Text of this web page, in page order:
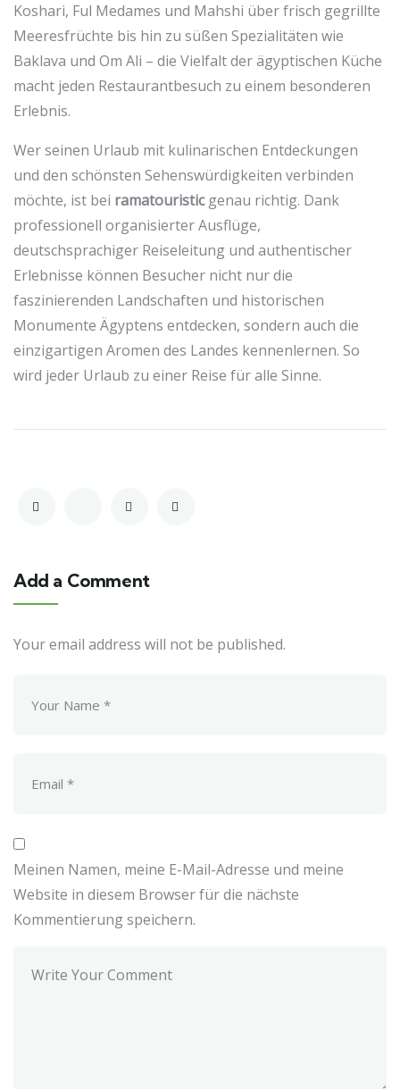
Koshari, Ful Medames und Mahshi über frisch gegrillte
Meeresfrüchte bis hin zu süßen Spezialitäten wie
Baklava und Om Ali – die Vielfalt der ägyptischen Küche
macht jeden Restaurantbesuch zu einem besonderen
Erlebnis.
Wer seinen Urlaub mit kulinarischen Entdeckungen
und den schönsten Sehenswürdigkeiten verbinden
möchte, ist bei ramatouristicgenau richtig. Dank
professionell organisierter Ausflüge,
deutschsprachiger Reiseleitung und authentischer
Erlebnisse können Besucher nicht nur die
faszinierenden Landschaften und historischen
Monumente Ägyptens entdecken, sondern auch die
einzigartigen Aromen des Landes kennenlernen. So
wird jeder Urlaub zu einer Reise für alle Sinne.
Add a Comment
Your email address will not be published.
Meinen Namen, meine E-Mail-Adresse und meine
Website in diesem Browser für die nächste
Kommentierung speichern.